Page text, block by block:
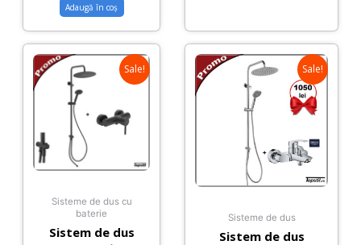
Adaugă în coș
Sale!
Sisteme de dus cu
baterie
Sistem de dus
Sale!
Sisteme de dus
Sistem de dus